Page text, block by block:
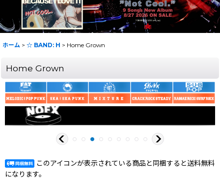
ホーム > ☆ BAND: H > Home Grown
Home Grown
このアイコンが表示されている商品と同梱すると送料無料
になります。